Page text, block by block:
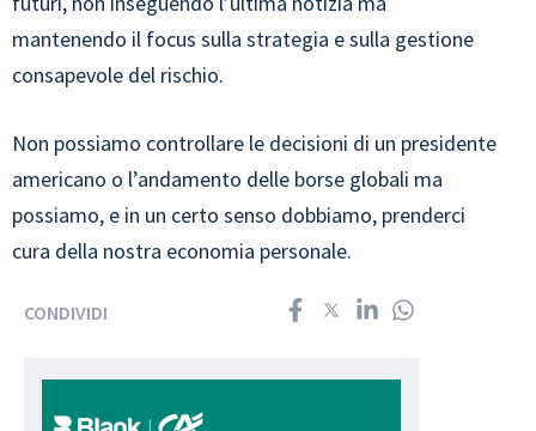
mantenendo il focus sulla strategia e sulla gestione
consapevole del rischio.
Non possiamo controllare le decisioni di un presidente
americano o l’andamento delle borse globali ma
possiamo, e in un certo senso dobbiamo, prenderci
cura della nostra economia personale.
CONDIVIDI